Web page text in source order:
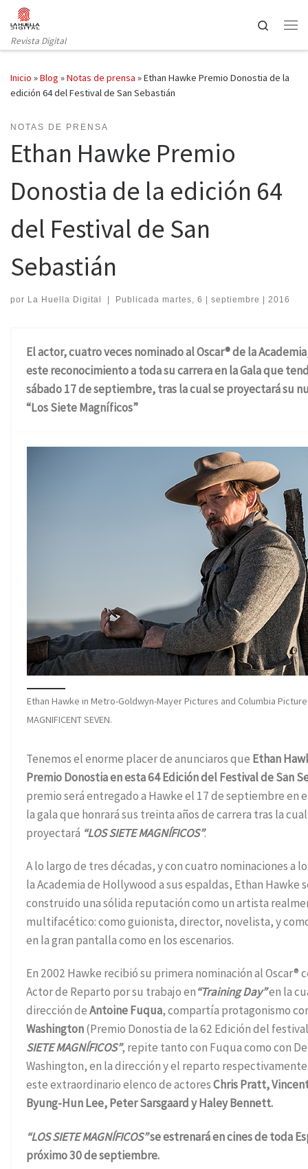
Saltar al contenido
Revista Digital
Search
Inicio »Blog »Notas de prensa »Ethan Hawke Premio Donostia de la
edición 64 del Festival de San Sebastián
NOTAS DE PRENSA
Ethan Hawke Premio
Donostia de la edición 64
del Festival de San
Sebastián
por La Huella Digital | Publicada martes, 6 | septiembre | 2016
El actor, cuatro veces nominado al Oscar® de la
este reconocimiento a toda su carrera en la Gala que
sábado 17 de septiembre, tras la cual se proyectará su
“Los Siete Magníficos”
Ethan Hawke in Metro-Goldwyn-Mayer Pictures and Columbia
MAGNIFICENT SEVEN.
Tenemos el enorme placer de anunciaros que Ethan
Premio Donostia en esta 64 Edición del Festival de San
premio será entregado a Hawke el 17 de septiembre en
la gala que honrará sus treinta años de carrera tras la
proyectará “LOS SIETE MAGNÍFICOS”.
A lo largo de tres décadas, y con cuatro nominaciones a
la Academia de Hollywood a sus espaldas, Ethan Hawke
construido una sólida reputación como un artista
multifacético: como guionista, director, novelista, y
en la gran pantalla como en los escenarios.
En 2002 Hawke recibió su primera nominación al Oscar®
Actor de Reparto por su trabajo en“Training Day”en la
dirección deAntoine Fuqua, compartía protagonismo
Washington(Premio Donostia de la 62 Edición del
SIETE MAGNÍFICOS”, repite tanto con Fuqua como con
Washington, en la dirección y el reparto
este extraordinario elenco de actoresChris Pratt,
Byung-Hun Lee, Peter Sarsgaard y Haley Bennett.
“LOS SIETE MAGNÍFICOS”se estrenará en cines de toda
próximo 30 de septiembre.